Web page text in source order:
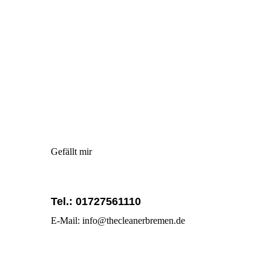
Gefällt mir
Tel.: 01727561110
E-Mail: info@thecleanerbremen.de